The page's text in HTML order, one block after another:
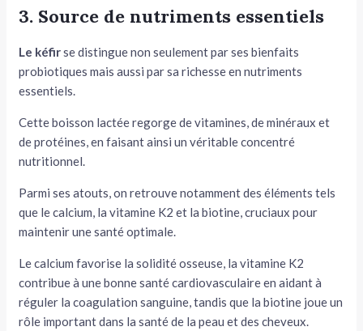
3. Source de nutriments essentiels
Le kéfirse distingue non seulement par ses bienfaits
probiotiques mais aussi par sa richesse en nutriments
essentiels.
Cette boisson lactée regorge de vitamines, de minéraux et
de protéines, en faisant ainsi un véritable concentré
nutritionnel.
Parmi ses atouts, on retrouve notamment des éléments tels
que le calcium, la vitamine K2 et la biotine, cruciaux pour
maintenir une santé optimale.
Le calcium favorise la solidité osseuse, la vitamine K2
contribue à une bonne santé cardiovasculaire en aidant à
réguler la coagulation sanguine, tandis que la biotine joue un
rôle important dans la santé de la peau et des cheveux.